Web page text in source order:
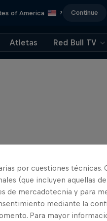
of America ? Continue
Atletas Red Bull TV
por cuestiones técnicas.
(que incluyen aquellas de
de mercadotecnia y para
mediante la
Para mayor